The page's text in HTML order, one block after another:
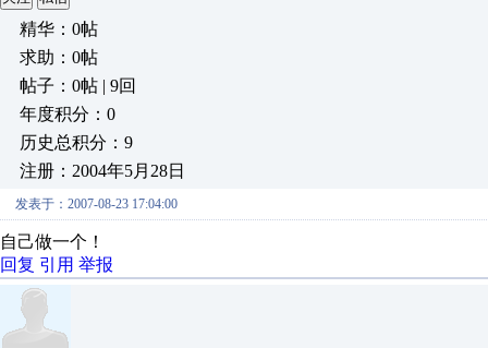
精华：0帖
求助：0帖
帖子：0帖 | 9回
年度积分：0
历史总积分：9
注册：2004年5月28日
发表于：2007-08-23 17:04:00
自己做一个！
回复 引用 举报